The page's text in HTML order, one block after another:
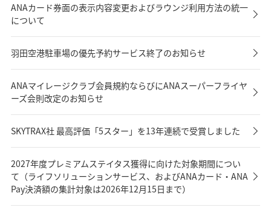
ANAカード券面の表示内容変更およびラウンジ利用方法の統一
について
羽田空港駐車場の優先予約サービス終了のお知らせ
ANAマイレージクラブ会員規約ならびにANAスーパーフライヤ
ーズ会則改定のお知らせ
SKYTRAX社 最高評価「5スター」を13年連続で受賞しました
2027年度プレミアムステイタス獲得に向けた対象期間につい
て（ライフソリューションサービス、およびANAカード・ANA
Pay決済額の集計対象は2026年12月15日まで）